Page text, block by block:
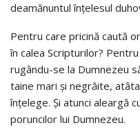
deamănuntul înţelesul
Pentru care pricină caută
în calea Scripturilor?
rugându-se la Dumnezeu
taine mari şi negrăite,
înţelege. Şi atunci aleargă
poruncilor lui Dumnezeu.